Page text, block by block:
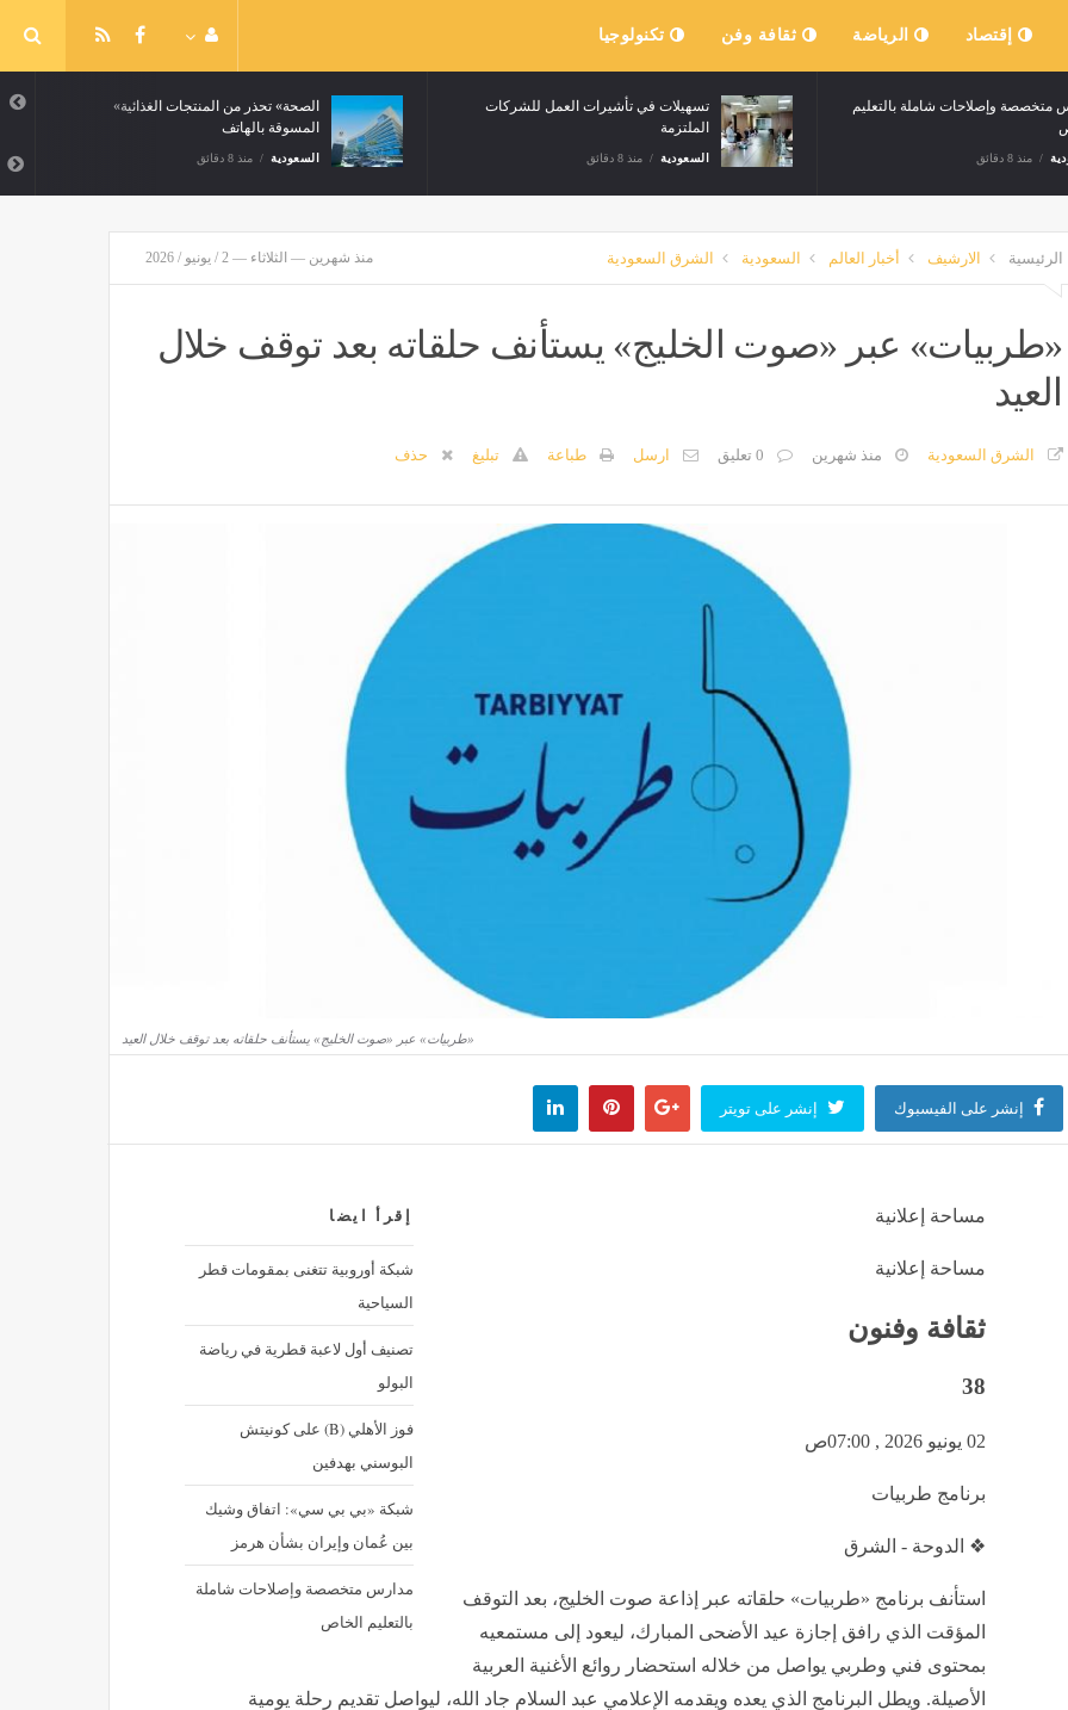
إقتصاد الرياضة ثقافة وفن تكنولوجيا
المسوقة بالهاتف
السعودية
تسهيلات في تأشيرات العمل للشركات
السعودية
مدارس متخصصة وإصلاحات شاملة بالتعليم
السعودية
الرئيسية الارشيف أخبار العالم السعودية الشرق السعودية منذ شهرين — الثلاثاء — 2 / يونيو / 2026
«طربيات» عبر «صوت الخليج» يستأنف حلقاته بعد توقف خلال
العيد
الشرق السعودية منذ شهرين 0 تعليق ارسل طباعة تبليغ حذف
«طربيات» عبر «صوت الخليج» يستأنف حلقاته بعد توقف خلال العيد
إنشر على الفيسبوك إنشر على تويتر
إقرأ ايضا
شبكة أوروبية تتغنى بمقومات قطر
السياحية
تصنيف أول لاعبة قطرية في رياضة
البولو
فوز الأهلي (B) على كونيتش
البوسني بهدفين
شبكة «بي بي سي»: اتفاق وشيك
بين عُمان وإيران بشأن هرمز
مدارس متخصصة وإصلاحات شاملة
بالتعليم الخاص
مساحة إعلانية
مساحة إعلانية
ثقافة وفنون
38
02 يونيو 2026 , 07:00ص
برنامج طربيات
❖ الدوحة - الشرق
استأنف برنامج «طربيات» حلقاته عبر إذاعة صوت الخليج، بعد التوقف
المؤقت الذي رافق إجازة عيد الأضحى المبارك، ليعود إلى مستمعيه
بمحتوى فني وطربي يواصل من خلاله استحضار روائع الأغنية العربية
الأصيلة. ويطل البرنامج الذي يعده ويقدمه الإعلامي عبد السلام جاد الله، ليواصل تقديم رحلة يومية